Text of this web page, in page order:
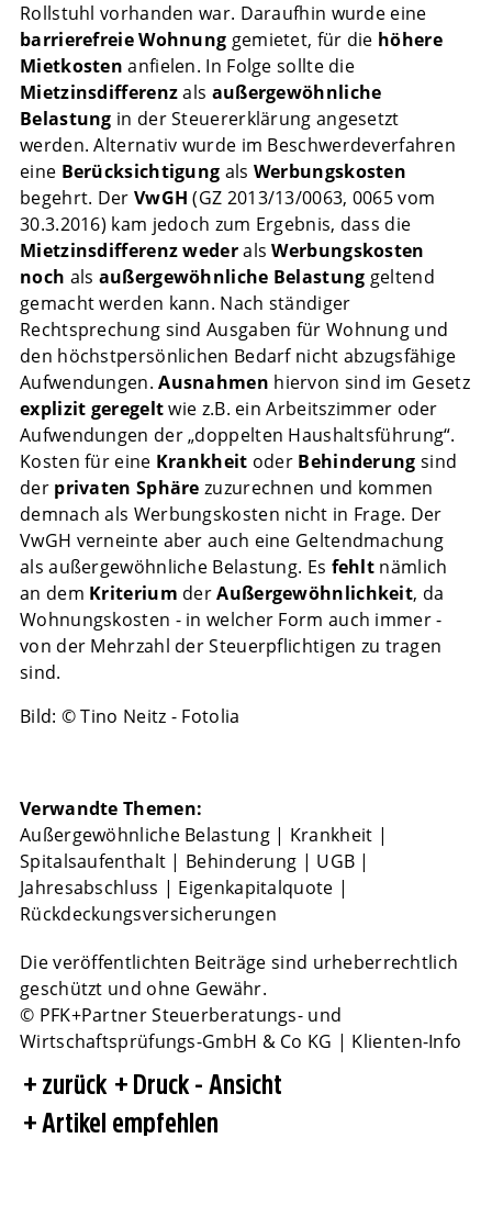
Rollstuhl vorhanden war. Daraufhin wurde eine
barrierefreie Wohnung gemietet, für die höhere
Mietkosten anfielen. In Folge sollte die
Mietzinsdifferenzals außergewöhnliche
Belastung in der Steuererklärung angesetzt
werden. Alternativ wurde im Beschwerdeverfahren
eine Berücksichtigung als Werbungskosten
begehrt. Der VwGH (GZ 2013/13/0063, 0065 vom
30.3.2016) kam jedoch zum Ergebnis, dass die
Mietzinsdifferenz wederalsWerbungskosten
noch als außergewöhnliche Belastung geltend
gemacht werden kann. Nach ständiger
Rechtsprechung sind Ausgaben für Wohnung und
den höchstpersönlichen Bedarf nicht abzugsfähige
Aufwendungen.Ausnahmen hiervon sind im Gesetz
explizit geregeltwie z.B. ein Arbeitszimmer oder
Aufwendungen der „doppelten Haushaltsführung“.
Kosten für eine Krankheit oder Behinderung sind
der privaten Sphäre zuzurechnen und kommen
demnach als Werbungskosten nicht in Frage. Der
VwGH verneinte aber auch eine Geltendmachung
als außergewöhnliche Belastung. Es fehlt nämlich
an dem Kriterium derAußergewöhnlichkeit, da
Wohnungskosten - in welcher Form auch immer -
von der Mehrzahl der Steuerpflichtigen zu tragen
sind.
Bild: © Tino Neitz - Fotolia
Verwandte Themen:
Außergewöhnliche Belastung| Krankheit |
Spitalsaufenthalt | Behinderung | UGB |
Jahresabschluss | Eigenkapitalquote |
Rückdeckungsversicherungen
Die veröffentlichten Beiträge sind urheberrechtlich
geschützt und ohne Gewähr.
© PFK+Partner Steuerberatungs- und
Wirtschaftsprüfungs-GmbH & Co KG | Klienten-Info
zurück
Druck - Ansicht
Artikel empfehlen